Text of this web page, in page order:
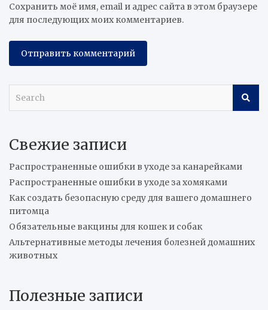
Сохранить моё имя, email и адрес сайта в этом браузере
для последующих моих комментариев.
c
Свежие записи
Распространенные ошибки в уходе за канарейками
Распространенные ошибки в уходе за хомяками
Как создать безопасную среду для вашего домашнего
питомца
Обязательные вакцины для кошек и собак
Альтернативные методы лечения болезней домашних
животных
Полезные записи